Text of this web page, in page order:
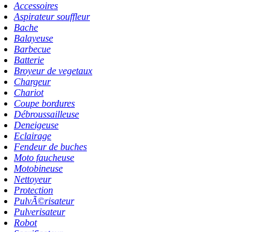
Accessoires
Aspirateur souffleur
Bache
Balayeuse
Barbecue
Batterie
Broyeur de vegetaux
Chargeur
Chariot
Coupe bordures
Débroussailleuse
Deneigeuse
Eclairage
Fendeur de buches
Moto faucheuse
Motobineuse
Nettoyeur
Protection
PulvÃ©risateur
Pulverisateur
Robot